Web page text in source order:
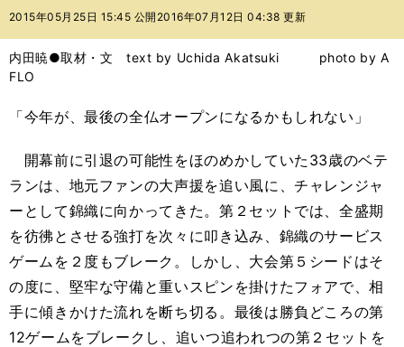
バ
2015年05月25日 15:45 公開 2016年07月12日 04:38 更新
内田暁●取材・文 text by Uchida Akatsuki photo by A
FLO
「今年が、最後の全仏オープンになるかもしれない」
開幕前に引退の可能性をほのめかしていた33歳のベテ
ランは、地元ファンの大声援を追い風に、チャレンジャ
ーとして錦織に向かってきた。第２セットでは、全盛期
を彷彿とさせる強打を次々に叩き込み、錦織のサービス
ゲームを２度もブレーク。しかし、大会第５シードはそ
の度に、堅牢な守備と重いスピンを掛けたフォアで、相
手に傾きかけた流れを断ち切る。最後は勝負どころの第
12ゲームをブレークし、追いつ追われつの第２セットを